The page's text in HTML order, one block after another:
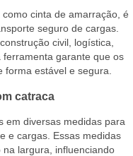
cinta de amarração, é
seguro de cargas.
civil, logística,
garante que os
forma estável e segura.
catraca
em diversas medidas para
e cargas. Essas medidas
largura, influenciando